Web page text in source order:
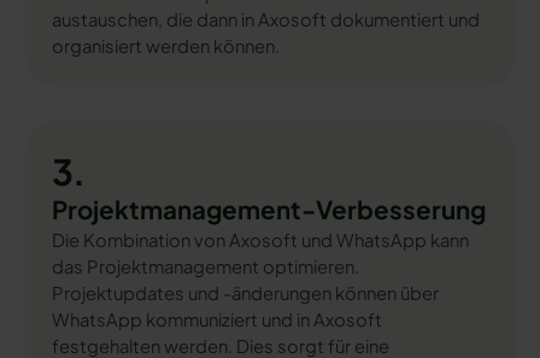
austauschen, die dann in Axosoft dokumentiert und
organisiert werden können.
3.
Projektmanagement-Verbesserung
Die Kombination von Axosoft und WhatsApp kann
das Projektmanagement optimieren.
Projektupdates und -änderungen können über
WhatsApp kommuniziert und in Axosoft
festgehalten werden. Dies sorgt für eine